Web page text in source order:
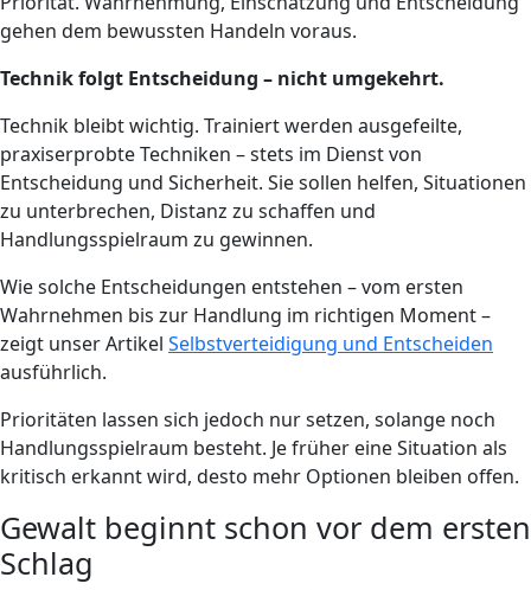
gehen dem bewussten Handeln voraus.
Technik folgt Entscheidung – nicht umgekehrt.
Technik bleibt wichtig. Trainiert werden ausgefeilte,
praxiserprobte Techniken – stets im Dienst von
Entscheidung und Sicherheit. Sie sollen helfen, Situationen
zu unterbrechen, Distanz zu schaffen und
Handlungsspielraum zu gewinnen.
Wie solche Entscheidungen entstehen – vom ersten
Wahrnehmen bis zur Handlung im richtigen Moment –
zeigt unser Artikel Selbstverteidigung und Entscheiden
ausführlich.
Prioritäten lassen sich jedoch nur setzen, solange noch
Handlungsspielraum besteht. Je früher eine Situation als
kritisch erkannt wird, desto mehr Optionen bleiben offen.
Gewalt beginnt schon vor dem ersten
Schlag